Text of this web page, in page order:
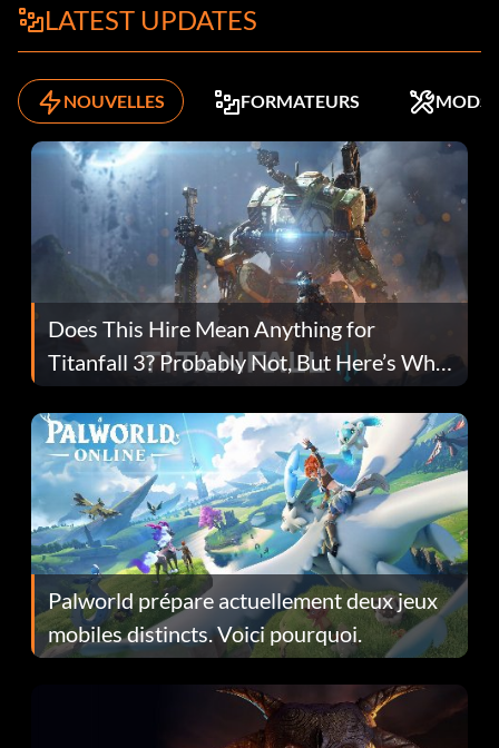
LATEST UPDATES
NOUVELLES FORMATEURS MODS
Does This Hire Mean Anything for
Titanfall 3? Probably Not, But Here’s Why
Fans Are Hopeful
Palworld prépare actuellement deux jeux
mobiles distincts. Voici pourquoi.